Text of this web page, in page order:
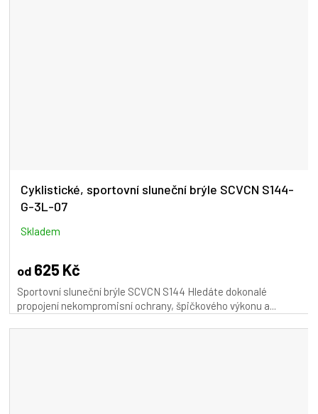
Cyklistické, sportovní sluneční brýle SCVCN S144-
G-3L-07
Skladem
od 625 Kč
Sportovní sluneční brýle SCVCN S144 Hledáte dokonalé
propojení nekompromisní ochrany, špičkového výkonu a...